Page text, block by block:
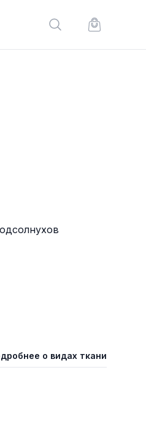
Поиск по сайту
Корзина
о видах ткани